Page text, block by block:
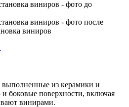
виниров
из керамики и
боковые поверхности, включая
винирами.